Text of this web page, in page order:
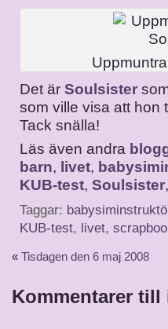
Det är Soulsister
som ville visa att hon
Tack snälla!
Läs även andra
barn, livet,
KUB-test, Soulsister,
Taggar:
KUB-test, livet,
« Tisdagen den 6 maj 2008
Kommentarer till